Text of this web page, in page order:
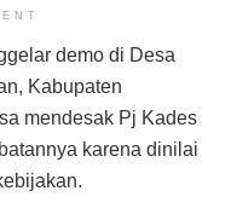
demo di Desa
Kabupaten
mendesak Pj Kades
karena dinilai